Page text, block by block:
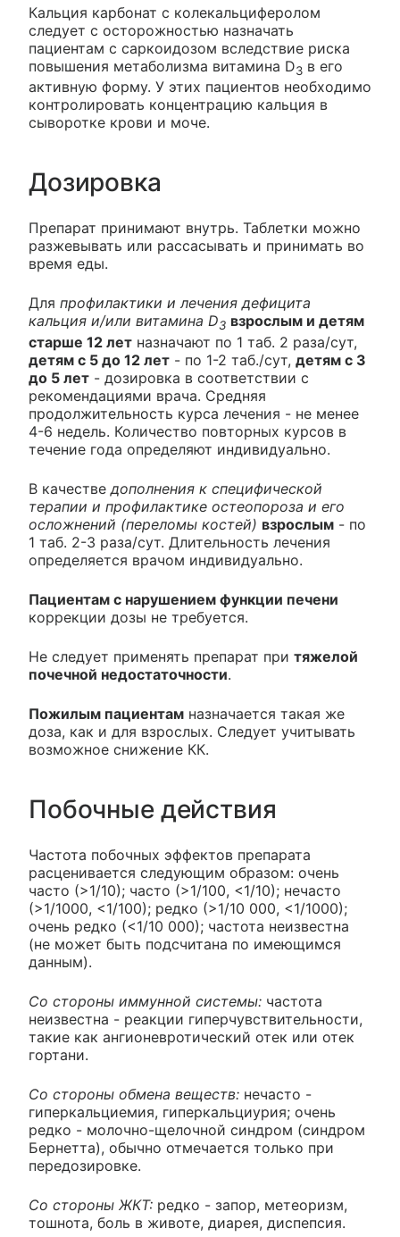
Кальция карбонат с колекальциферолом
следует с осторожностью назначать
пациентам с саркоидозом вследствие риска
повышения метаболизма витамина D3 в его
активную форму. У этих пациентов необходимо
контролировать концентрацию кальция в
сыворотке крови и моче.
Дозировка
Препарат принимают внутрь. Таблетки можно
разжевывать или рассасывать и принимать во
время еды.
Для профилактики и лечения дефицита
кальция и/или витамина D3 взрослым и детям
старше 12 лет назначают по 1 таб. 2 раза/сут,
детям с 5 до 12 лет - по 1-2 таб./сут, детям с 3
до 5 лет - дозировка в соответствии с
рекомендациями врача. Средняя
продолжительность курса лечения - не менее
4-6 недель. Количество повторных курсов в
течение года определяют индивидуально.
В качестве дополнения к специфической
терапии и профилактике остеопороза и его
осложнений (переломы костей) взрослым - по
1 таб. 2-3 раза/сут. Длительность лечения
определяется врачом индивидуально.
Пациентам с нарушением функции печени
коррекции дозы не требуется.
Не следует применять препарат при тяжелой
почечной недостаточности.
Пожилым пациентам назначается такая же
доза, как и для взрослых. Следует учитывать
возможное снижение КК.
Побочные действия
Частота побочных эффектов препарата
расценивается следующим образом: очень
часто (>1/10); часто (>1/100, <1/10); нечасто
(>1/1000, <1/100); редко (>1/10 000, <1/1000);
очень редко (<1/10 000); частота неизвестна
(не может быть подсчитана по имеющимся
данным).
Со стороны иммунной системы: частота
неизвестна - реакции гиперчувствительности,
такие как ангионевротический отек или отек
гортани.
Со стороны обмена веществ: нечасто -
гиперкальциемия, гиперкальциурия; очень
редко - молочно-щелочной синдром (синдром
Бернетта), обычно отмечается только при
передозировке.
Со стороны ЖКТ: редко - запор, метеоризм,
тошнота, боль в животе, диарея, диспепсия.